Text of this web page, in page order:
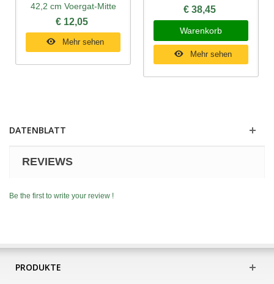
42,2 cm Voergat-Mitte
€ 12,05
Mehr sehen
€ 38,45
Warenkorb
Mehr sehen
DATENBLATT
REVIEWS
Be the first to write your review !
PRODUKTE